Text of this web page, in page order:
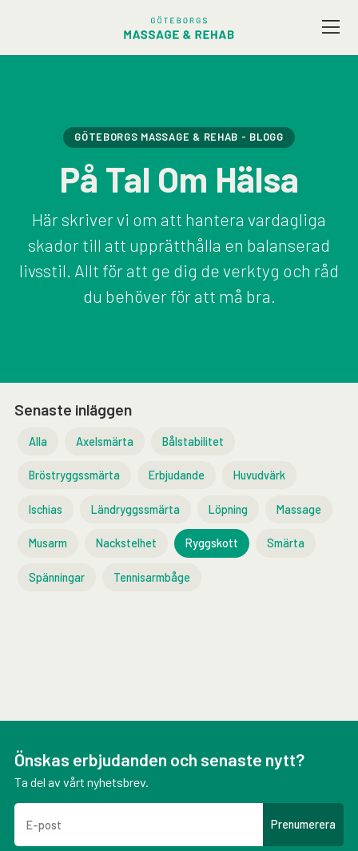
Företagsmassage
Friskvård
Terapeuter
Presentkort
GÖTEBORGS MASSAGE & REHAB - BLOGG
På Tal Om Hälsa
Här skriver vi om att hantera vardagliga
skador till att upprätthålla en balanserad
livsstil. Allt för att ge dig de verktyg och råd
du behöver för att må bra.
Senaste inläggen
Alla Axelsmärta Bålstabilitet
Bröstryggssmärta Erbjudande Huvudvärk
Ischias Ländryggssmärta Löpning Massage
Musarm Nackstelhet Ryggskott Smärta
Spänningar Tennisarmbåge
Önskas erbjudanden och senaste nytt?
Ta del av vårt nyhetsbrev.